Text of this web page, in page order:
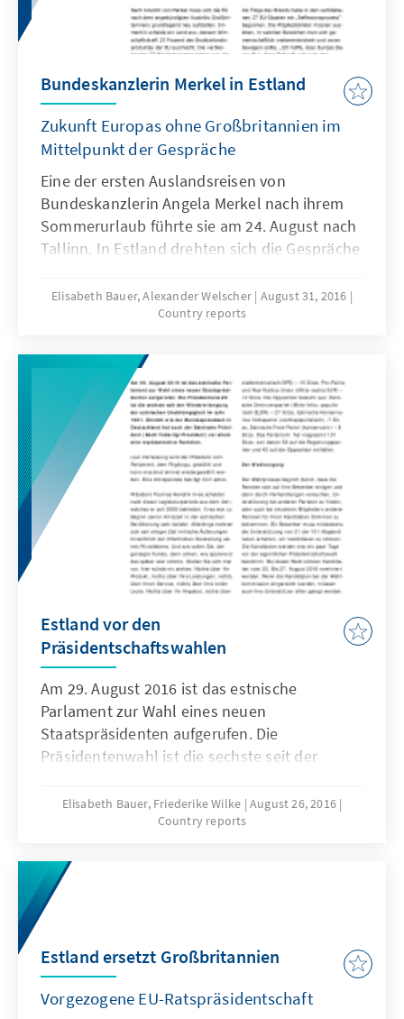
Bundeskanzlerin Merkel in Estland
Zukunft Europas ohne Großbritannien im
Mittelpunkt der Gespräche
Eine der ersten Auslandsreisen von
Bundeskanzlerin Angela Merkel nach ihrem
Sommerurlaub führte sie am 24. August nach
Tallinn. In Estland drehten sich die Gespräche
Großbritannien. Neben außen- und
sicherheitspolitischen Themen standen die
Mittelpunkt. Merkel informierte sich zudem
über die Digitalisierung in „E-Estonia“.
Elisabeth Bauer, Alexander Welscher August 31, 2016
Country reports
Estland vor den
Präsidentschaftswahlen
Am 29. August 2016 ist das estnische
Parlament zur Wahl eines neuen
Staatspräsidenten aufgerufen. Die
Präsidentenwahl ist die sechste seit der
Unabhängigkeit im Jahr 1991. Ähnlich wie der
Bundespräsident in Deutschland hat auch der
vor allem eine repräsentative Funktion.
Elisabeth Bauer, Friederike Wilke August 26, 2016
Country reports
Estland ersetzt Großbritannien
Vorgezogene EU-Ratspräsidentschaft